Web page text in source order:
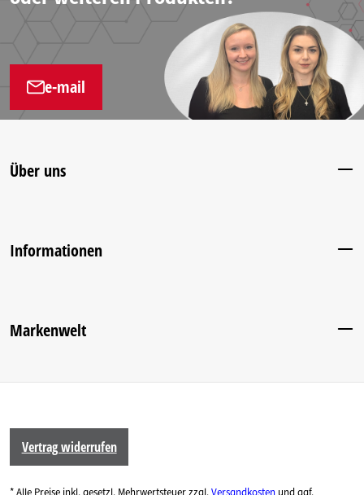
e-mail
Über uns
Informationen
Markenwelt
Vertrag widerrufen